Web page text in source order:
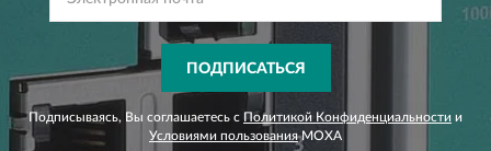
ПОДПИСАТЬСЯ
Подписываясь, Вы соглашаетесь с Политикой Конфиденциальности и
Условиями пользованияMOXA